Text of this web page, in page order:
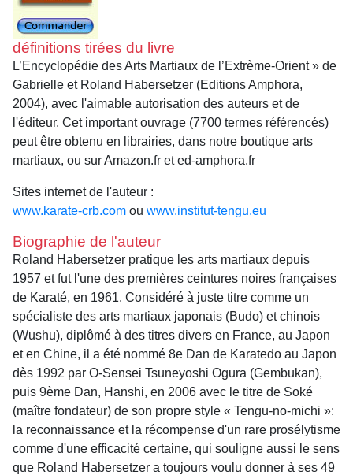
définitions tirées du livre
L’Encyclopédie des Arts Martiaux de l’Extrème-Orient » de
Gabrielle et Roland Habersetzer (Editions Amphora,
2004), avec l'aimable autorisation des auteurs et de
l'éditeur. Cet important ouvrage (7700 termes référencés)
peut être obtenu en librairies, dans notre boutique arts
martiaux, ou sur Amazon.fr et ed-amphora.fr
Sites internet de l'auteur :
www.karate-crb.com ou www.institut-tengu.eu
Biographie de l'auteur
Roland Habersetzer pratique les arts martiaux depuis
1957 et fut l'une des premières ceintures noires françaises
de Karaté, en 1961. Considéré à juste titre comme un
spécialiste des arts martiaux japonais (Budo) et chinois
(Wushu), diplômé à des titres divers en France, au Japon
et en Chine, il a été nommé 8e Dan de Karatedo au Japon
dès 1992 par O-Sensei Tsuneyoshi Ogura (Gembukan),
puis 9ème Dan, Hanshi, en 2006 avec le titre de Soké
(maître fondateur) de son propre style « Tengu-no-michi »:
la reconnaissance et la récompense d'un rare prosélytisme
comme d'une efficacité certaine, qui souligne aussi le sens
que Roland Habersetzer a toujours voulu donner à ses 49